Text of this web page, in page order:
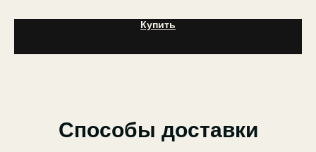
Купить
Способы доставки